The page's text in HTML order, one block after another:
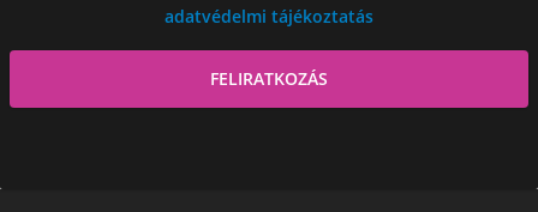
adatvédelmi tájékoztatás